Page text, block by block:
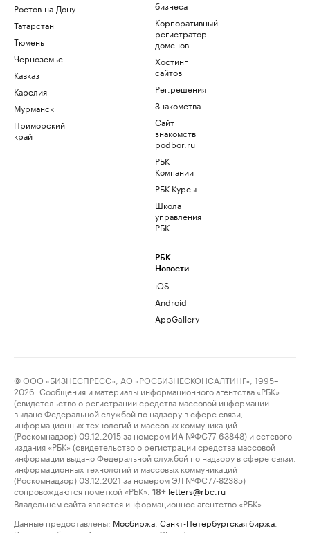
Ростов-на-Дону
Татарстан
Тюмень
Черноземье
Кавказ
Карелия
Мурманск
Приморский
край
бизнеса
Корпоративный
регистратор
доменов
Хостинг
сайтов
Рег.решения
Знакомства
Сайт
знакомств
podbor.ru
РБК
Компании
РБК Курсы
Школа
управления
РБК
РБК
Новости
iOS
Android
AppGallery
© ООО «БИЗНЕСПРЕСС», АО «РОСБИЗНЕСКОНСАЛТИНГ», 1995–
2026. Сообщения и материалы информационного агентства «РБК»
(свидетельство о регистрации средства массовой информации
выдано Федеральной службой по надзору в сфере связи,
информационных технологий и массовых коммуникаций
(Роскомнадзор) 09.12.2015 за номером ИА №ФС77-63848) и сетевого
издания «РБК» (свидетельство о регистрации средства массовой
информации выдано Федеральной службой по надзору в сфере связи,
информационных технологий и массовых коммуникаций
(Роскомнадзор) 03.12.2021 за номером ЭЛ №ФС77-82385)
сопровождаются пометкой «РБК».
18+ letters@rbc.ru
Владельцем сайта является информационное агентство «РБК».
Данные предоставлены: Мосбиржа Санкт-Петербургская биржа